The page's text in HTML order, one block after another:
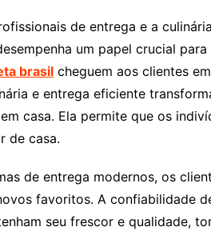
de entrega e a
um papel crucial
brasil cheguem aos clientes
e entrega eficiente
casa. Ela permite que os
de casa.
de entrega modernos, os
favoritos. A confiabilidade
seu frescor e qualidade,